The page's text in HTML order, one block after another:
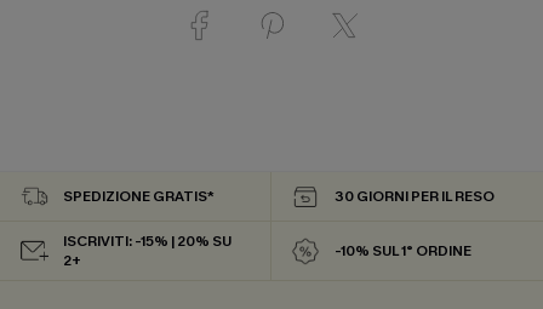
SPEDIZIONE GRATIS* 30 GIORNI PER IL RESO
ISCRIVITI: -15% | 20% SU
2+
-10% SUL 1° ORDINE